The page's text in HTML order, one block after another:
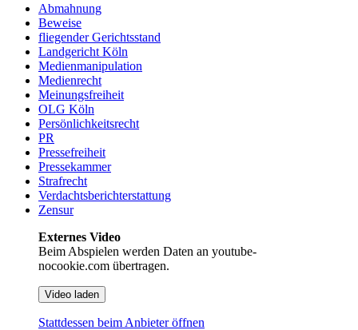
Abmahnung
Beweise
fliegender Gerichtsstand
Landgericht Köln
Medienmanipulation
Medienrecht
Meinungsfreiheit
OLG Köln
Persönlichkeitsrecht
PR
Pressefreiheit
Pressekammer
Strafrecht
Verdachtsberichterstattung
Zensur
Externes Video
Beim Abspielen werden Daten an youtube-
nocookie.com übertragen.
Video laden
Stattdessen beim Anbieter öffnen